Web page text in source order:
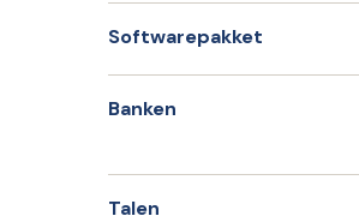
Softwarepakket
Banken
Talen